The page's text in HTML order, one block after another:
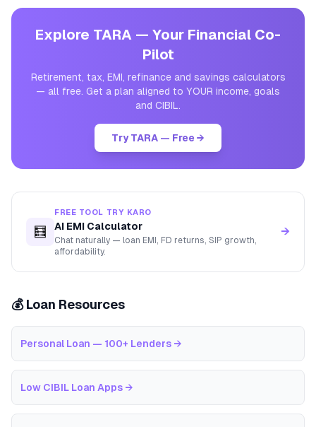
Explore TARA — Your Financial Co-
Pilot
Retirement, tax, EMI, refinance and savings calculators
— all free. Get a plan aligned to YOUR income, goals
and CIBIL.
Try TARA — Free →
🧮
FREE TOOL TRY KARO
AI EMI Calculator
Chat naturally — loan EMI, FD returns, SIP growth,
affordability.
→
💰 Loan Resources
Personal Loan — 100+ Lenders →
Low CIBIL Loan Apps →